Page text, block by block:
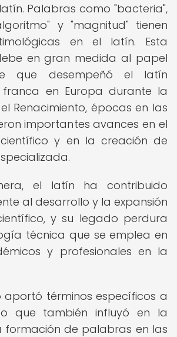
Palabras como "bacteria",
y "magnitud" tienen
en el latín. Esta
en gran medida al papel
que desempeñó el latín
en Europa durante la
Renacimiento, épocas en las
importantes avances en el
y en la creación de
el latín ha contribuido
al desarrollo y la expansión
y su legado perdura
técnica que se emplea en
y profesionales en la
aportó términos específicos a
que también influyó en la
formación de palabras en las